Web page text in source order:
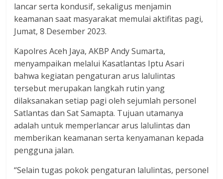
lancar serta kondusif, sekaligus menjamin
keamanan saat masyarakat memulai aktifitas pagi,
Jumat, 8 Desember 2023.
Kapolres Aceh Jaya, AKBP Andy Sumarta,
menyampaikan melalui Kasatlantas Iptu Asari
bahwa kegiatan pengaturan arus lalulintas
tersebut merupakan langkah rutin yang
dilaksanakan setiap pagi oleh sejumlah personel
Satlantas dan Sat Samapta. Tujuan utamanya
adalah untuk memperlancar arus lalulintas dan
memberikan keamanan serta kenyamanan kepada
pengguna jalan.
“Selain tugas pokok pengaturan lalulintas, personel